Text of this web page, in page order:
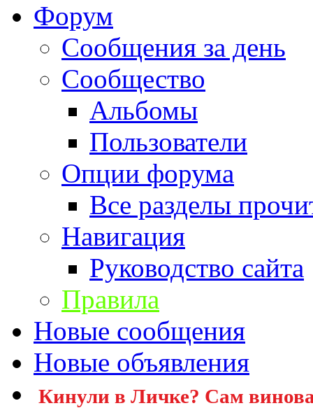
Форум
Сообщения за день
Сообщество
Альбомы
Пользователи
Опции форума
Все разделы
Навигация
Руководство сайта
Правила
Новые сообщения
Новые объявления
Кинули в Личке? Сам